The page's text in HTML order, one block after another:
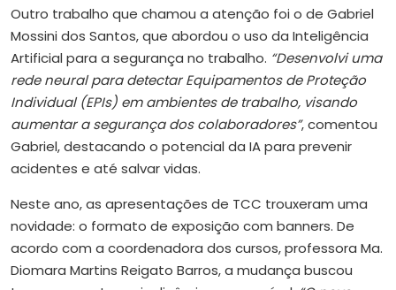
Outro trabalho que chamou a atenção foi o de Gabriel
Mossini dos Santos, que abordou o uso da Inteligência
Artificial para a segurança no trabalho. “Desenvolvi uma
rede neural para detectar Equipamentos de Proteção
Individual (EPIs) em ambientes de trabalho, visando
aumentar a segurança dos colaboradores”, comentou
Gabriel, destacando o potencial da IA para prevenir
acidentes e até salvar vidas.
Neste ano, as apresentações de TCC trouxeram uma
novidade: o formato de exposição com banners. De
acordo com a coordenadora dos cursos, professora Ma.
Diomara Martins Reigato Barros, a mudança buscou